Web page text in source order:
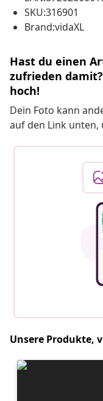
SKU:316901
Brand:vidaXL
Hast du einen
zufrieden
hoch!
Dein Foto kann
auf den Link unten,
Unsere Produkte,